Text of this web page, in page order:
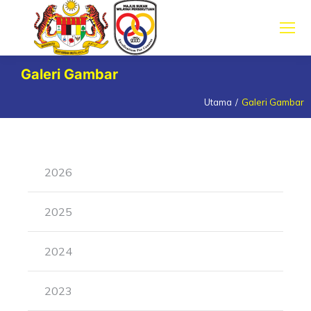
Galeri Gambar
Utama Galeri Gambar
2026
2025
2024
2023